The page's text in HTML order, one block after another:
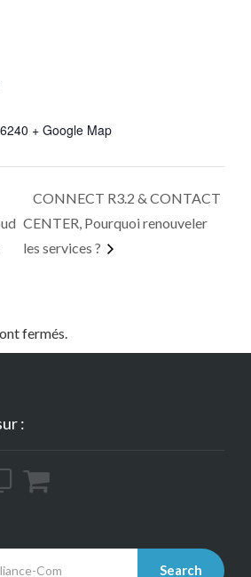
+ Google Map
CONNECT R3.2 & CONTACT
CENTER, Pourquoi renouveler
les services ?
fermés.
:
Search